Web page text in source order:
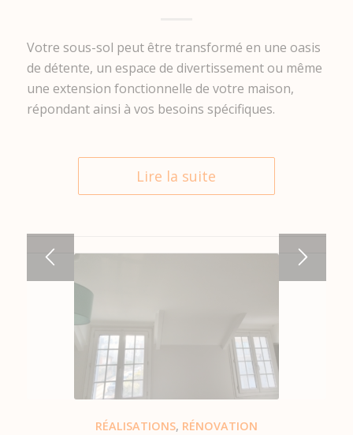
Votre sous-sol peut être transformé en une oasis
de détente, un espace de divertissement ou même
une extension fonctionnelle de votre maison,
répondant ainsi à vos besoins spécifiques.
Lire la suite
RÉALISATIONS, RÉNOVATION